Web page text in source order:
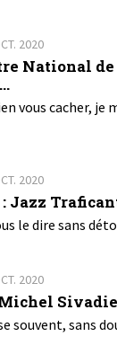
2020
National
vous cacher, je
2020
: Jazz
le dire sans
2020
souvent, sans